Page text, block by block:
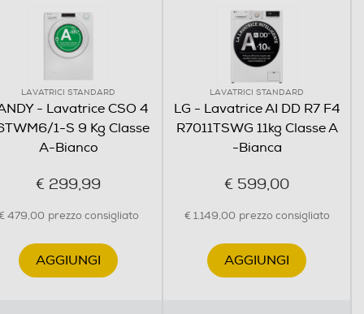
LAVATRICI STANDARD
- Lavatrice CSO 4
1-S 9 Kg Classe
A-Bianco
€ 299,99
479,00 prezzo consigliato
AGGIUNGI
LAVATRICI STANDARD
LG - Lavatrice AI DD R7 F4
R7011TSWG 11kg Classe A
-Bianca
€ 599,00
€ 1.149,00 prezzo consigliato
AGGIUNGI